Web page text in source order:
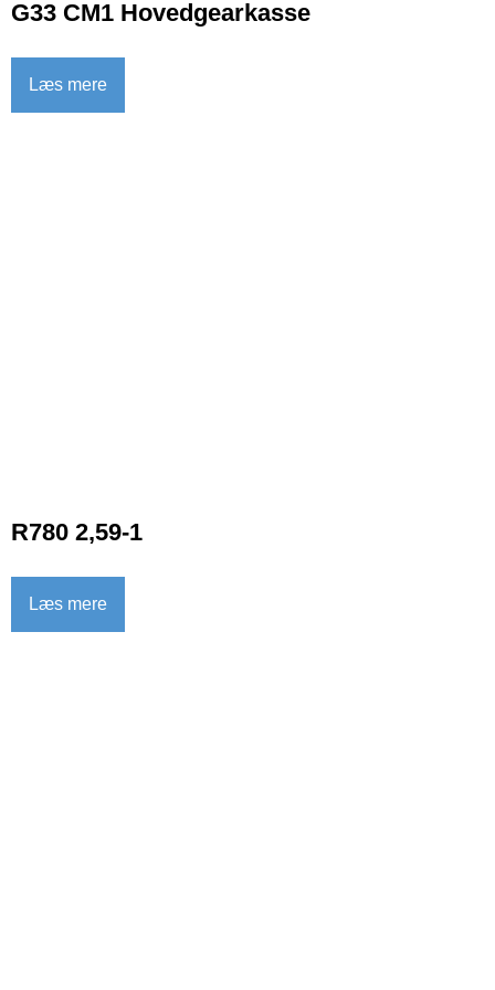
G33 CM1 Hovedgearkasse
Læs mere
R780 2,59-1
Læs mere